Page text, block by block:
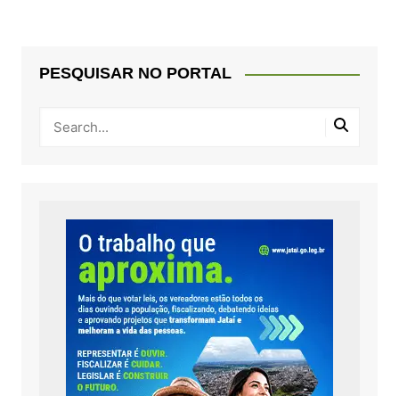
PESQUISAR NO PORTAL